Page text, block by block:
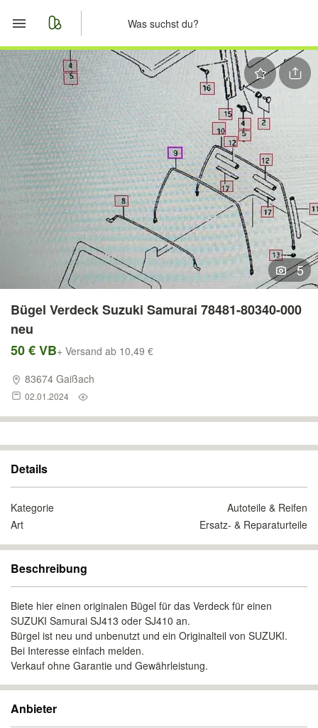
Start
Merkliste
Nachrichten
Anzeige aufgeben
5
Bügel Verdeck Suzuki Samurai 78481-80340-000
neu
50 € VB+ Versand ab 10,49 €
83674 Gaißach
02.01.2024
Details
Kategorie
Autoteile & Reifen
Art
Ersatz- & Reparaturteile
Beschreibung
Biete hier einen originalen Bügel für das Verdeck für einen
SUZUKI Samurai SJ413 oder SJ410 an.
Bürgel ist neu und unbenutzt und ein Originalteil von SUZUKI.
Bei Interesse einfach melden.
Verkauf ohne Garantie und Gewährleistung.
Anbieter